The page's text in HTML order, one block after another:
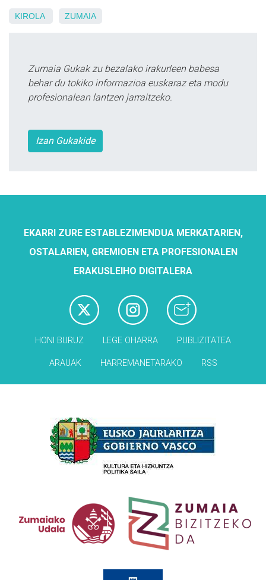
KIROLA ZUMAIA
Zumaia Gukak zu bezalako irakurleen babesa
behar du tokiko informazioa euskaraz eta modu
profesionalean lantzen jarraitzeko.
Izan Gukakide
EKARRI ZURE ESTABLEZIMENDUA MERKATARIEN,
OSTALARIEN, GREMIOEN ETA PROFESIONALEN
ERAKUSLEIHO DIGITALERA
HONI BURUZ LEGE OHARRA PUBLIZITATEA
ARAUAK HARREMANETARAKO RSS